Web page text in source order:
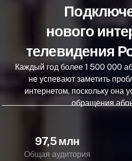
нового
телевидения
Каждый год более 1 500 000
не успевают заметить
интернетом, поскольку она
обращения
97,5 млн
Общая аудитория